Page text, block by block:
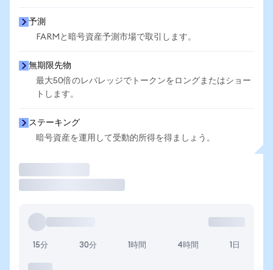
予測
FARMと暗号資産予測市場で取引します。
無期限先物
最大50倍のレバレッジでトークンをロングまたはショー
トします。
ステーキング
暗号資産を運用して受動的所得を得ましょう。
15分 30分 1時間 4時間 1日